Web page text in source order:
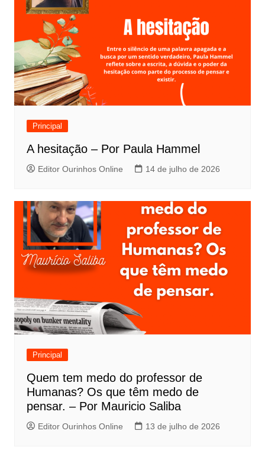
Principal
A hesitação – Por Paula Hammel
Editor Ourinhos Online 14 de julho de 2026
Principal
Quem tem medo do professor de
Humanas? Os que têm medo de
pensar. – Por Mauricio Saliba
Editor Ourinhos Online 13 de julho de 2026